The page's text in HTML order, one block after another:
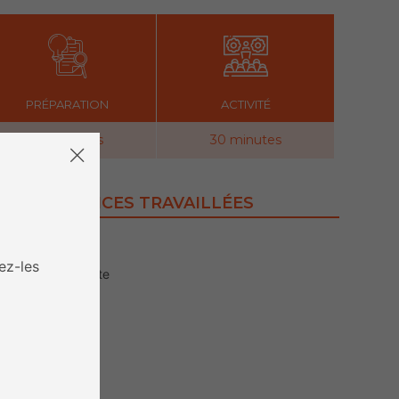
PRÉPARATION
30 minutes
ACTIVITÉ
30 minutes
COMPÉTENCES TRAVAILLÉES
– YandexTranslate
les